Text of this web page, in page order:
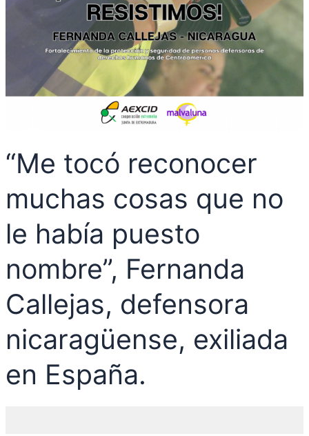
“Me tocó reconocer
muchas cosas que no
le había puesto
nombre”, Fernanda
Callejas, defensora
nicaragüense, exiliada
en España.
defensora
nicaragüense,
exiliada